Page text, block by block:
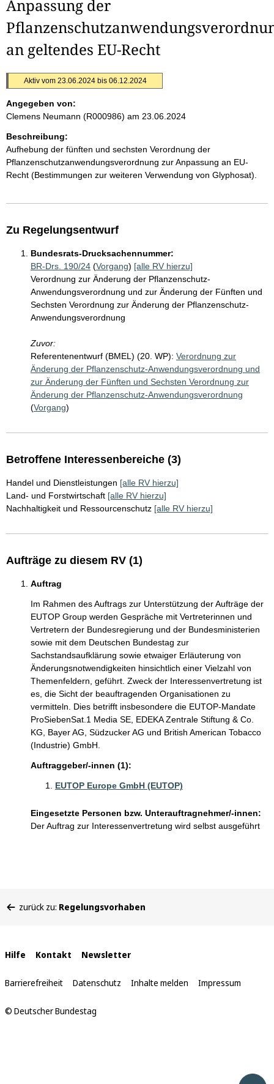
Anpassung der
an geltendes EU-Recht
Aktiv vom 23.06.2024 bis 06.12.2024
Angegeben von:
Clemens Neumann (R000986) am 23.06.2024
Beschreibung:
Aufhebung der fünften und sechsten Verordnung der
Pflanzenschutzanwendungsverordnung zur Anpassung an EU-
Recht (Bestimmungen zur weiteren Verwendung von Glyphosat).
Zu Regelungsentwurf
Bundesrats-Drucksachennummer:
BR-Drs. 190/24 (Vorgang) [alle RV hierzu]
Verordnung zur Änderung der Pflanzenschutz-
Anwendungsverordnung und zur Änderung der Fünften und
Sechsten Verordnung zur Änderung der Pflanzenschutz-
Anwendungsverordnung
Zuvor:
Referentenentwurf (BMEL) (20. WP): Verordnung zur
Änderung der Pflanzenschutz-Anwendungsverordnung und
zur Änderung der Fünften und Sechsten Verordnung zur
Änderung der Pflanzenschutz-Anwendungsverordnung
(Vorgang)
Betroffene Interessenbereiche (3)
Handel und Dienstleistungen [alle RV hierzu]
Land- und Forstwirtschaft [alle RV hierzu]
Nachhaltigkeit und Ressourcenschutz [alle RV hierzu]
Aufträge zu diesem RV (1)
Auftrag
Im Rahmen des Auftrags zur Unterstützung der Aufträge der
EUTOP Group werden Gespräche mit Vertreterinnen und
Vertretern der Bundesregierung und der Bundesministerien
sowie mit dem Deutschen Bundestag zur
Sachstandsaufklärung sowie etwaiger Erläuterung von
Änderungsnotwendigkeiten hinsichtlich einer Vielzahl von
Themenfeldern, geführt. Zweck der Interessenvertretung ist
es, die Sicht der beauftragenden Organisationen zu
vermitteln. Dies betrifft insbesondere die EUTOP-Mandate
ProSiebenSat.1 Media SE, EDEKA Zentrale Stiftung & Co.
KG, Bayer AG, Südzucker AG und British American Tobacco
(Industrie) GmbH.
Auftraggeber/-innen (1):
EUTOP Europe GmbH (EUTOP)
Eingesetzte Personen bzw. Unterauftragnehmer/-innen:
Der Auftrag zur Interessenvertretung wird selbst ausgeführt
befinden
zurück zu: Regelungsvorhaben
Interne
Links
Hilfe Kontakt Newsletter
Barrierefreiheit Datenschutz Inhalte melden Impressum
© Deutscher Bundestag